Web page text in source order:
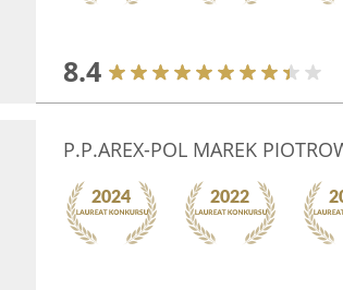
8.4
P.P.AREX-POL MAREK